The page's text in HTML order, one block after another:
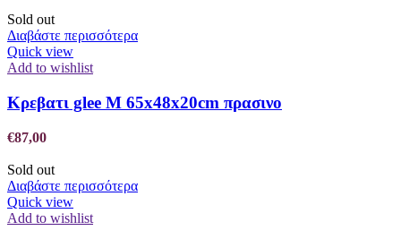
Sold out
Διαβάστε περισσότερα
Quick view
Add to wishlist
Κρεβατι glee M 65x48x20cm πρασινο
€87,00
Sold out
Διαβάστε περισσότερα
Quick view
Add to wishlist